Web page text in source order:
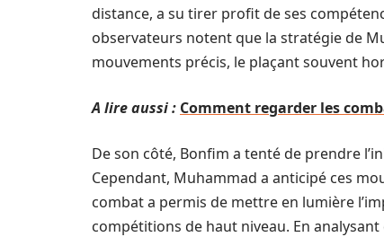
distance, a su tirer profit de ses
observateurs notent que la stratégie de
mouvements précis, le plaçant souvent
A lire aussi : Comment regarder les
De son côté, Bonfim a tenté de prendre
Cependant, Muhammad a anticipé ces
combat a permis de mettre en lumière
compétitions de haut niveau. En